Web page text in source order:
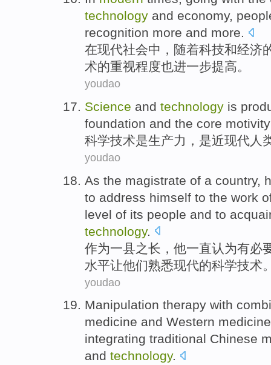
technology and economy,
recognition more and more.
在现代社会中， 随着科技和经济
术的重视程度也进一步提高。
youdao
Science and technology is
foundation and the core motivity
科学技术是生产力 ，是近现代人
youdao
As the magistrate of a country,
to address himself to the work
level of its people and to
technology.
作为一县之长， 他一直认为有必
水平让他们熟悉现代的科学技术
youdao
Manipulation therapy with
medicine and Western
integrating traditional Chinese
and technology.